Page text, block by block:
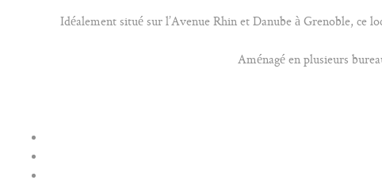
Idéalement situé sur l’Avenue Rhin et Danube à Grenoble, ce
Aménagé en plusieurs